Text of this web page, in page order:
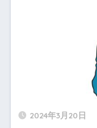
2024年3月20日